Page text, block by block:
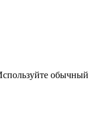
обычный